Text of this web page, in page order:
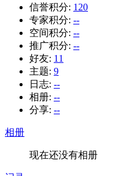
信誉积分: 120
专家积分: --
空间积分: --
推广积分: --
好友: 11
主题: 9
日志: --
相册: --
分享: --
相册
现在还没有相册